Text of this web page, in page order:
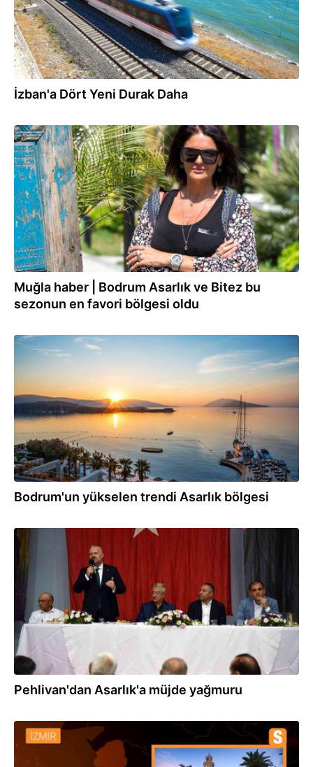
İzban'a Dört Yeni Durak Daha
11.10.2022
Muğla haber | Bodrum Asarlık ve Bitez bu
sezonun en favori bölgesi oldu
11.08.2022
Bodrum'un yükselen trendi Asarlık bölgesi
05.08.2022
Pehlivan'dan Asarlık'a müjde yağmuru
23.06.2022